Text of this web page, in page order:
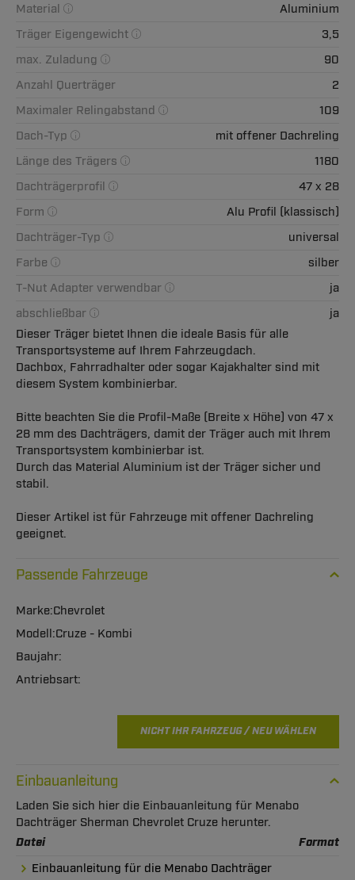
Material
Aluminium
Träger Eigengewicht
3,5
max. Zuladung
90
Anzahl Querträger
2
Maximaler Relingabstand
109
Dach-Typ
mit offener Dachreling
Länge des Trägers
1180
Dachträgerprofil
47 x 28
Form
Alu Profil (klassisch)
Dachträger-Typ
universal
Farbe
silber
T-Nut Adapter verwendbar
ja
abschließbar
ja
Dieser Träger bietet Ihnen die ideale Basis für alle
Transportsysteme auf Ihrem Fahrzeugdach.
Dachbox, Fahrradhalter oder sogar Kajakhalter sind mit
diesem System kombinierbar.
Bitte beachten Sie die Profil-Maße (Breite x Höhe) von 47 x
28 mm des Dachträgers, damit der Träger auch mit Ihrem
Transportsystem kombinierbar ist.
Durch das Material Aluminium ist der Träger sicher und
stabil.
Dieser Artikel ist für Fahrzeuge mit offener Dachreling
geeignet.
Passende Fahrzeuge
Chevrolet
Cruze - Kombi
NICHT IHR FAHRZEUG / NEU WÄHLEN
Einbauanleitung
Laden Sie sich hier die Einbauanleitung für Menabo
Dachträger Sherman Chevrolet Cruze herunter.
Datei Format
Einbauanleitung für die Menabo Dachträger